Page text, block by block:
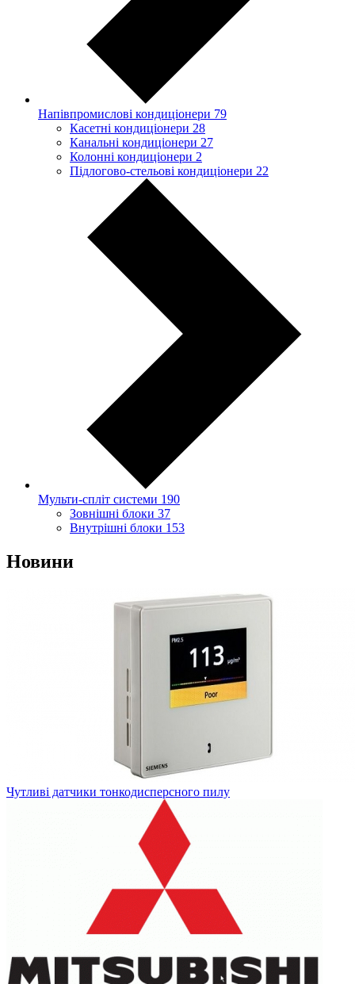
Напівпромислові кондиціонери 79
Касетні кондиціонери 28
Канальні кондиціонери 27
Колонні кондиціонери 2
Підлогово-стельові кондиціонери 22
Мульти-спліт системи 190
Зовнішні блоки 37
Внутрішні блоки 153
Новини
Чутливі датчики тонкодисперсного пилу